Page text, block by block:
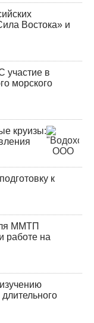
Востока» и
участие в
морского
круизы:
к
ММТП
работе на